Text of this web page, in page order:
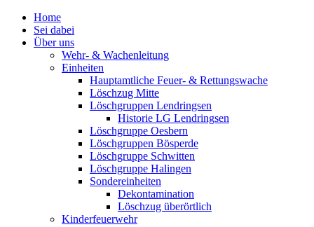
Home
Sei dabei
Über uns
Wehr- & Wachenleitung
Einheiten
Hauptamtliche Feuer- & Rettungswache
Löschzug Mitte
Löschgruppen Lendringsen
Historie LG Lendringsen
Löschgruppe Oesbern
Löschgruppen Bösperde
Löschgruppe Schwitten
Löschgruppe Halingen
Sondereinheiten
Dekontamination
Löschzug überörtlich
Kinderfeuerwehr